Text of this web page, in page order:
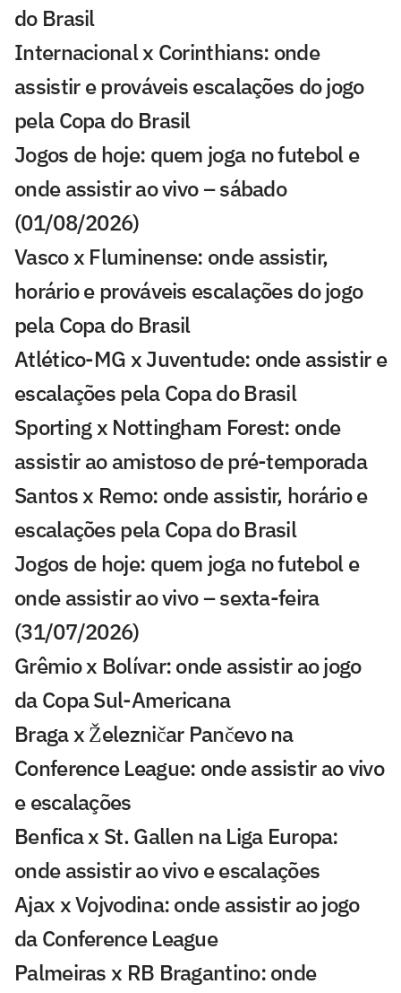
do Brasil
Internacional x Corinthians: onde
assistir e prováveis escalações do jogo
pela Copa do Brasil
Jogos de hoje: quem joga no futebol e
onde assistir ao vivo – sábado
(01/08/2026)
Vasco x Fluminense: onde assistir,
horário e prováveis escalações do jogo
pela Copa do Brasil
Atlético-MG x Juventude: onde assistir e
escalações pela Copa do Brasil
Sporting x Nottingham Forest: onde
assistir ao amistoso de pré-temporada
Santos x Remo: onde assistir, horário e
escalações pela Copa do Brasil
Jogos de hoje: quem joga no futebol e
onde assistir ao vivo – sexta-feira
(31/07/2026)
Grêmio x Bolívar: onde assistir ao jogo
da Copa Sul-Americana
Braga x Železničar Pančevo na
Conference League: onde assistir ao vivo
e escalações
Benfica x St. Gallen na Liga Europa:
onde assistir ao vivo e escalações
Ajax x Vojvodina: onde assistir ao jogo
da Conference League
Palmeiras x RB Bragantino: onde